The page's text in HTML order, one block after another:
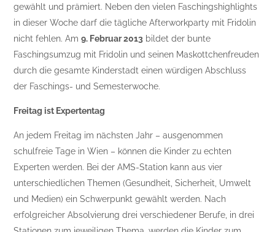
gewählt und prämiert. Neben den vielen Faschingshighlights
in dieser Woche darf die tägliche Afterworkparty mit Fridolin
nicht fehlen. Am9. Februar 2013 bildet der bunte
Faschingsumzug mit Fridolin und seinen Maskottchenfreuden
durch die gesamte Kinderstadt einen würdigen Abschluss
der Faschings- und Semesterwoche.
Freitag ist Expertentag
An jedem Freitag im nächsten Jahr – ausgenommen
schulfreie Tage in Wien – können die Kinder zu echten
Experten werden. Bei der AMS-Station kann aus vier
unterschiedlichen Themen (Gesundheit, Sicherheit, Umwelt
und Medien) ein Schwerpunkt gewählt werden. Nach
erfolgreicher Absolvierung drei verschiedener Berufe, in drei